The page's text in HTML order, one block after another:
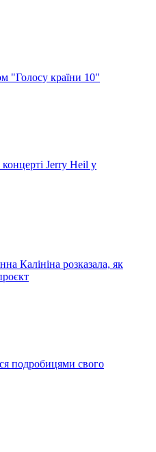
"Голосу країни 10"
Jerry Heil у
Калініна розказала, як
подробицями свого